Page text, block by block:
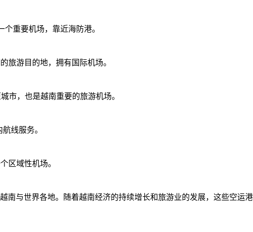
个重要机场，靠近海防港。
旅游目的地，拥有国际机场。
市，也是越南重要的旅游机场。
线服务。
区域性机场。
与世界各地。随着越南经济的持续增长和旅游业的发展，这些空运港